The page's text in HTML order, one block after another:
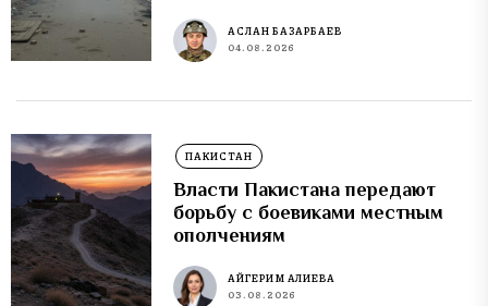
АСЛАН БАЗАРБАЕВ
04.08.2026
ПАКИСТАН
Власти Пакистана передают
борьбу с боевиками местным
ополчениям
АЙГЕРИМ АЛИЕВА
03.08.2026